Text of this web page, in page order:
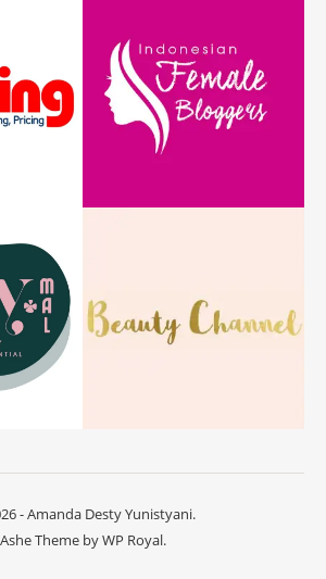
- Amanda Desty Yunistyani.
Ashe Theme byWP Royal.